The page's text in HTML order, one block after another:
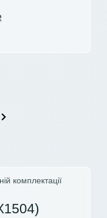
комплектації